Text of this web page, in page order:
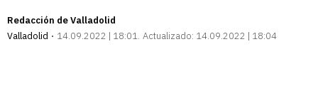
Redacción de Valladolid
Valladolid
14.09.2022 | 18:01 Actualizado: 14.09.2022 | 18:04